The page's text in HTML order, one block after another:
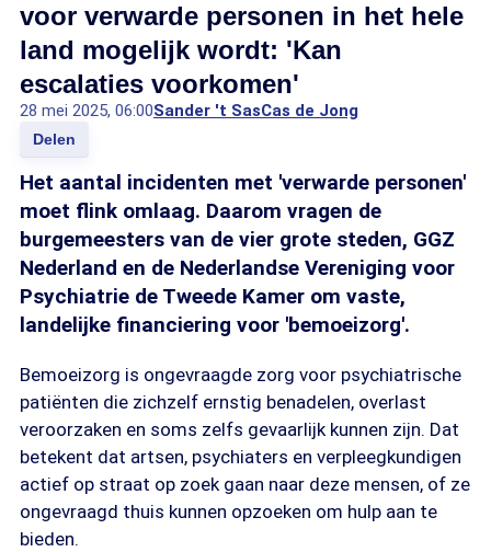
voor verwarde personen in het hele
land mogelijk wordt: 'Kan
escalaties voorkomen'
28 mei 2025, 06:00Sander 't SasCas de Jong
Delen
Het aantal incidenten met 'verwarde personen'
moet flink omlaag. Daarom vragen de
burgemeesters van de vier grote steden, GGZ
Nederland en de Nederlandse Vereniging voor
Psychiatrie de Tweede Kamer om vaste,
landelijke financiering voor 'bemoeizorg'.
Bemoeizorg is ongevraagde zorg voor psychiatrische
patiënten die zichzelf ernstig benadelen, overlast
veroorzaken en soms zelfs gevaarlijk kunnen zijn. Dat
betekent dat artsen, psychiaters en verpleegkundigen
actief op straat op zoek gaan naar deze mensen, of ze
ongevraagd thuis kunnen opzoeken om hulp aan te
bieden.